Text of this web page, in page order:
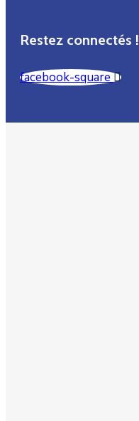
Restez connectés !
facebook-square